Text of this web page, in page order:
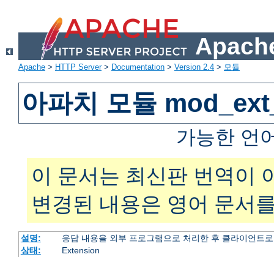
Apache > HTTP Server> Documentation > Version 2.4 > 모듈
아파치 모듈
가능한 언
이 문서는 최신판 번역이
변경된 내용은 영어 문서
설명:
응답 내용을 외부 프로그램으로 처리한 후 클라이언트
상태:
Extension